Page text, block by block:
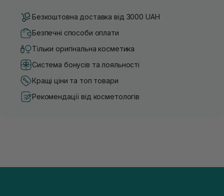
Безкоштовна доставка від 3000 UAH
Безпечні способи оплати
Тільки оригінальна косметика
Система бонусів та лояльності
Кращі ціни та топ товари
Рекомендації від косметологів